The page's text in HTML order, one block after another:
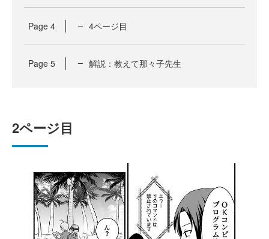
Page 4 4ページ目
Page 5 解説：教えて那々子先生
2ページ目